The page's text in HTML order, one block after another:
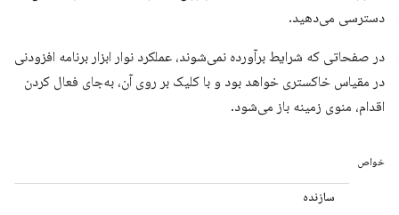
دسترسی می‌دهید.
در صفحاتی که شرایط برآورده نمی‌شوند، عملکرد نوار ابزار برنامه افزودنی
در مقیاس خاکستری خواهد بود و با کلیک بر روی آن، به‌جای فعال کردن
اقدام، منوی زمینه باز می‌شود.
خواص
سازنده